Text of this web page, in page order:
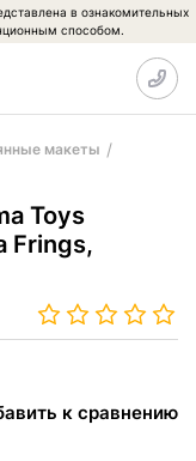
в ознакомительных
способом.
макеты
Toys
Frings,
к сравнению